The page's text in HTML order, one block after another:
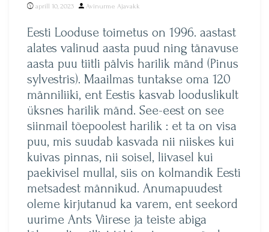
aprill 10, 2023
Posted
Avinurme Ajavakk
Eesti Looduse toimetus on 1996. aastast
alates valinud aasta puud ning tänavuse
aasta puu tiitli pälvis harilik mänd (Pinus
sylvestris). Maailmas tuntakse oma 120
männiliiki, ent Eestis kasvab looduslikult
üksnes harilik mänd. See-eest on see
siinmail tõepoolest harilik : et ta on visa
puu, mis suudab kasvada nii niiskes kui
kuivas pinnas, nii soisel, liivasel kui
paekivisel mullal, siis on kolmandik Eesti
metsadest männikud. Anumapuudest
oleme kirjutanud ka varem, ent seekord
uurime Ants Viirese ja teiste abiga